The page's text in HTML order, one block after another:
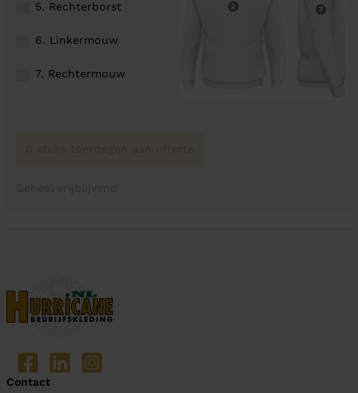
5. Rechterborst
6. Linkermouw
7. Rechtermouw
Contact